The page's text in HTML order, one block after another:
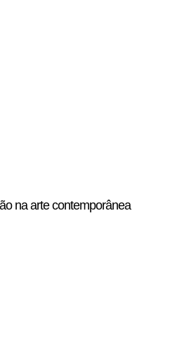
na arte contemporânea